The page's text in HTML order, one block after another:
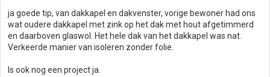
ja goede tip, van dakkapel en dakvenster, vorige bewoner had ons
wat oudere dakkapel met zink op het dak met hout afgetimmerd
en daarboven glaswol. Het hele dak van het dakkapel was nat.
Verkeerde manier van isoleren zonder folie.
Is ook nog een project ja.